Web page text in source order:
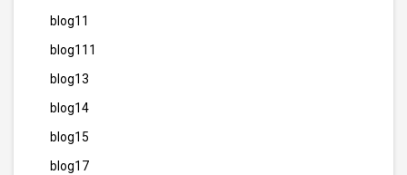
blog11
blog111
blog13
blog14
blog15
blog17